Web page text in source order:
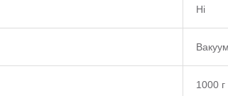
Ні
1000 г